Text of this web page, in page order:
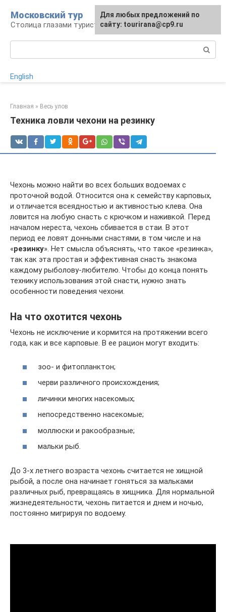
контенту
Московский тур
Столица глазами туриста
English
Главная » Весь улов
Техника ловли чехони на резинку
Чехонь можно найти во всех больших водоемах с
проточной водой. Относится она к семейству карповых,
и отличается всеядностью и активностью клева. Она
ловится на любую снасть с крючком и наживкой. Перед
началом нереста, чехонь сбивается в стаи. В этот
период ее ловят донными снастями, в том числе и на
«резинку». Нет смысла объяснять, что такое «резинка»,
так как эта простая и эффективная снасть знакома
каждому рыболову-любителю. Чтобы до конца понять
технику использования этой снасти, нужно знать
особенности поведения чехони.
На что охотится чехонь
Чехонь не исключение и кормится на протяжении всего
года, как и все карповые. В ее рацион могут входить:
зоо- и фитопланктон;
черви различного происхождения;
личинки многих насекомых;
непосредственно насекомые;
моллюски и ракообразные;
мальки рыб.
До 3-х летнего возраста чехонь считается не хищной
рыбой, а после она начинает гоняться за мальками
различных рыб, превращаясь в хищника. Для нормальной
жизнедеятельности, чехонь питается и днем и ночью,
постоянно мигрируя по водоему.
Для любых предложений по
сайту: tourirana@cp9.ru